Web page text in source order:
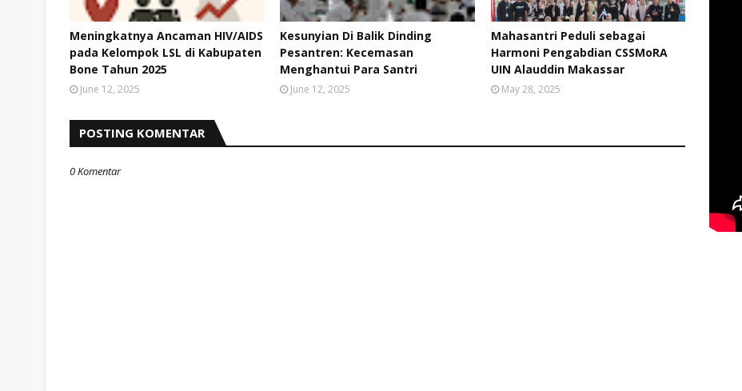
Meningkatnya Ancaman HIV/AIDS
pada Kelompok LSL di Kabupaten
Bone Tahun 2025
June 12, 2025
Kesunyian Di Balik Dinding
Pesantren: Kecemasan
Menghantui Para Santri
June 12, 2025
Mahasantri Peduli sebagai
Harmoni Pengabdian CSSMoRA
UIN Alauddin Makassar
May 28, 2025
POSTING KOMENTAR
0 Komentar